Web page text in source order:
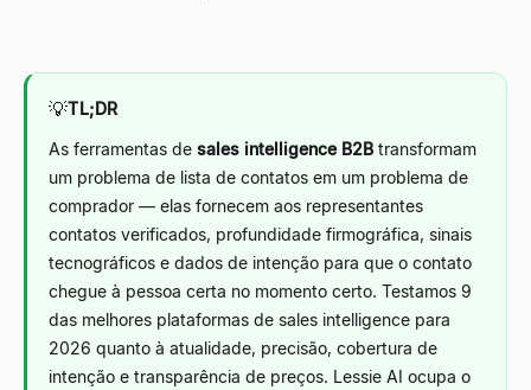
💡TL;DR
As ferramentas de sales intelligence B2B transformam
um problema de lista de contatos em um problema de
comprador — elas fornecem aos representantes
contatos verificados, profundidade firmográfica, sinais
tecnográficos e dados de intenção para que o contato
chegue à pessoa certa no momento certo. Testamos 9
das melhores plataformas de sales intelligence para
2026 quanto à atualidade, precisão, cobertura de
intenção e transparência de preços. Lessie AI ocupa o